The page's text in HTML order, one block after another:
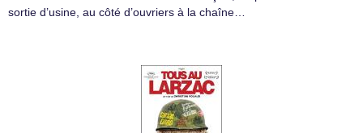
sortie d’usine, au côté d’ouvriers à la chaîne…